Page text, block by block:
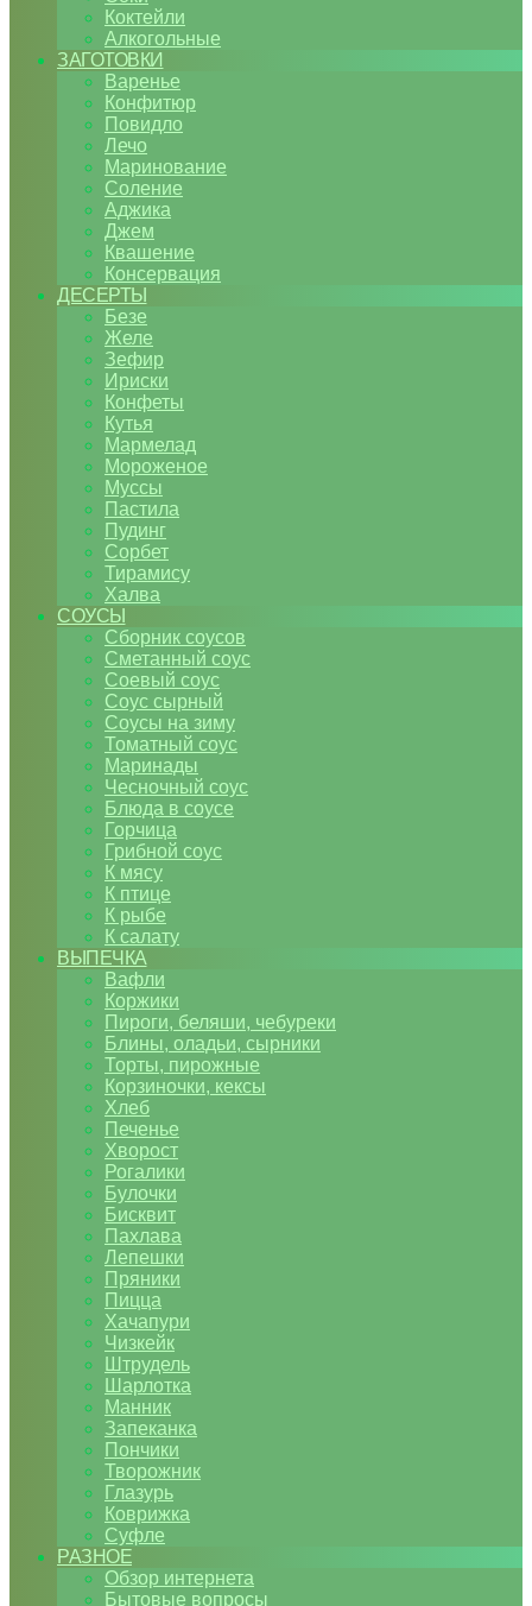
Коктейли
Алкогольные
ЗАГОТОВКИ
Варенье
Конфитюр
Повидло
Лечо
Маринование
Соление
Аджика
Джем
Квашение
Консервация
ДЕСЕРТЫ
Безе
Желе
Зефир
Ириски
Конфеты
Кутья
Мармелад
Мороженое
Муссы
Пастила
Пудинг
Сорбет
Тирамису
Халва
СОУСЫ
Сборник соусов
Сметанный соус
Соевый соус
Соус сырный
Соусы на зиму
Томатный соус
Маринады
Чесночный соус
Блюда в соусе
Горчица
Грибной соус
К мясу
К птице
К рыбе
К салату
ВЫПЕЧКА
Вафли
Коржики
Пироги, беляши, чебуреки
Блины, оладьи, сырники
Торты, пирожные
Корзиночки, кексы
Хлеб
Печенье
Хворост
Рогалики
Булочки
Бисквит
Пахлава
Лепешки
Пряники
Пицца
Хачапури
Чизкейк
Штрудель
Шарлотка
Манник
Запеканка
Пончики
Творожник
Глазурь
Коврижка
Суфле
РАЗНОЕ
Обзор интернета
Бытовые вопросы